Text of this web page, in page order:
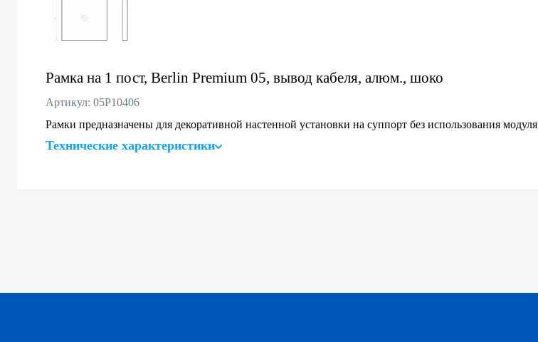
Рамка на 1 пост, Berlin Premium 05, вывод кабеля, алюм., шоко
Артикул: 05P10406
Рамки предназначены для декоративной настенной установки на суппорт без использования модуля
Технические характеристики